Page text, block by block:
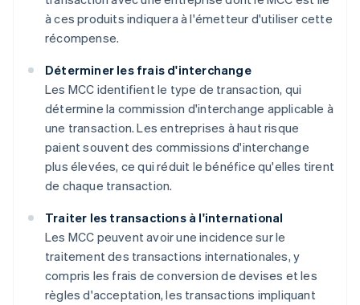
à ces produits indiquera à l'émetteur d'utiliser cette
récompense.
Déterminer les frais d'interchange
Les MCC identifient le type de transaction, qui
détermine la commission d'interchange applicable à
une transaction. Les entreprises à haut risque
paient souvent des commissions d'interchange
plus élevées, ce qui réduit le bénéfice qu'elles tirent
de chaque transaction.
Traiter les transactions à l'international
Les MCC peuvent avoir une incidence sur le
traitement des transactions internationales, y
compris les frais de conversion de devises et les
règles d'acceptation, les transactions impliquant